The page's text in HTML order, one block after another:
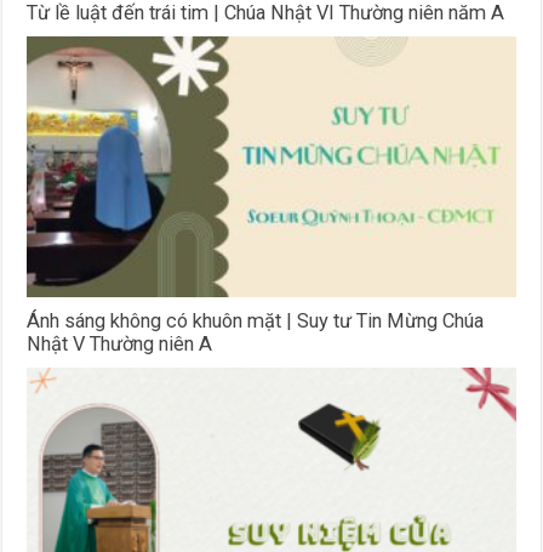
Từ lề luật đến trái tim | Chúa Nhật VI Thường niên năm A
Ánh sáng không có khuôn mặt | Suy tư Tin Mừng Chúa
Nhật V Thường niên A